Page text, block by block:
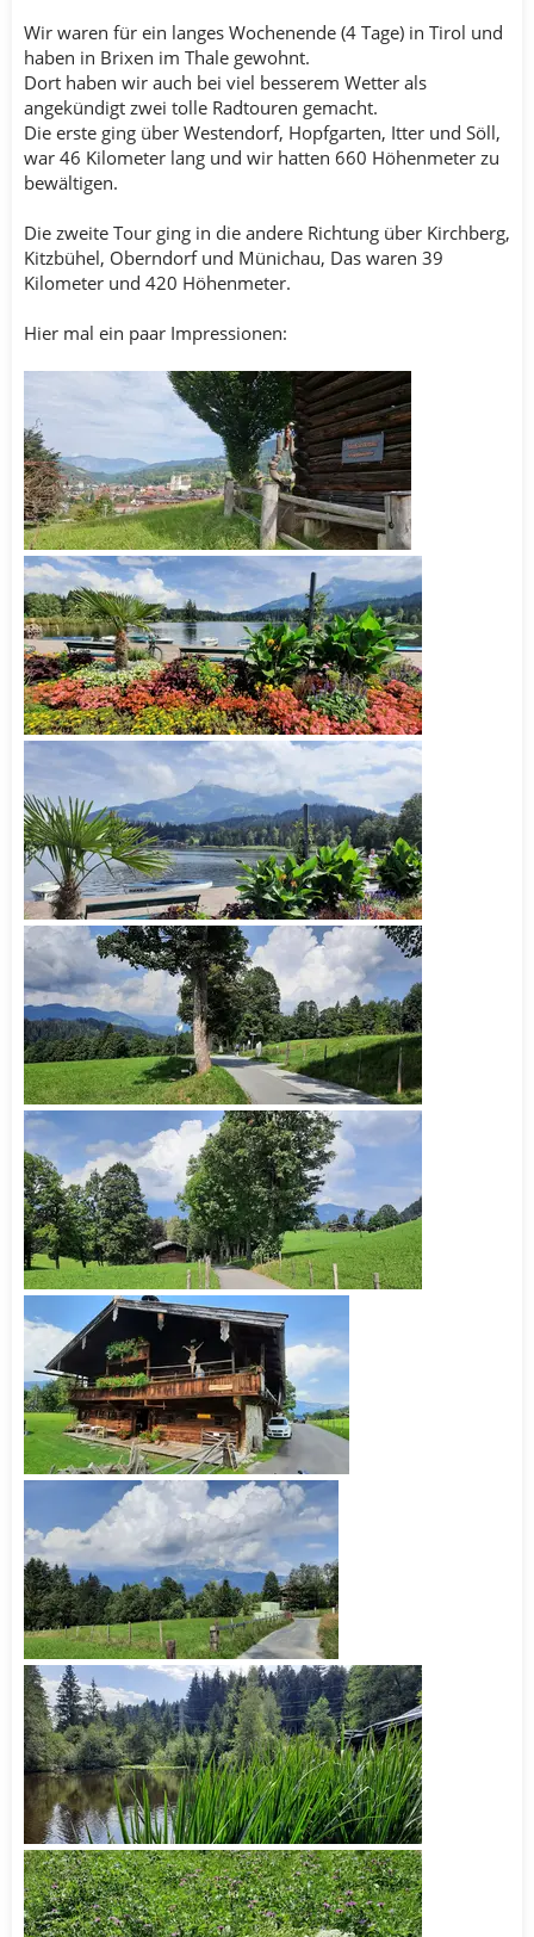
Wir waren für ein langes Wochenende (4 Tage) in Tirol und
haben in Brixen im Thale gewohnt.
Dort haben wir auch bei viel besserem Wetter als
angekündigt zwei tolle Radtouren gemacht.
Die erste ging über Westendorf, Hopfgarten, Itter und Söll,
war 46 Kilometer lang und wir hatten 660 Höhenmeter zu
bewältigen.
Die zweite Tour ging in die andere Richtung über Kirchberg,
Kitzbühel, Oberndorf und Münichau, Das waren 39
Kilometer und 420 Höhenmeter.
Hier mal ein paar Impressionen: